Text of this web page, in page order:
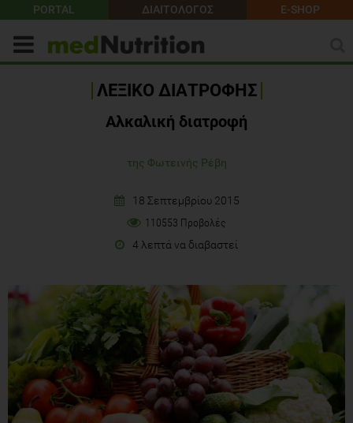
PORTAL ΔΙΑΙΤΟΛΟΓΟΣ E-SHOP
ΛΕΞΙΚΟ ΔΙΑΤΡΟΦΗΣ
Αλκαλική διατροφή
της Φωτεινής Ρέβη
18 Σεπτεμβρίου 2015
110553 Προβολές
4 λεπτά να διαβαστεί